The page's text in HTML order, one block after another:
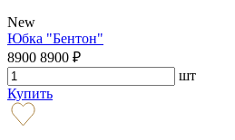
New
Юбка "Бентон"
8900 8900 ₽
шт
Купить